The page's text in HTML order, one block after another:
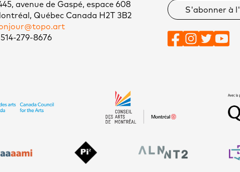
avenue de Gaspé, espace 608
Québec Canada H2T 3B2
279-8676
S'abonner à